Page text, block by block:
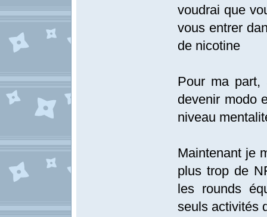
voudrai que
vous entrer
de nicotine
Pour ma
devenir modo
niveau
Maintenant je
plus trop de
les rounds
seuls activités